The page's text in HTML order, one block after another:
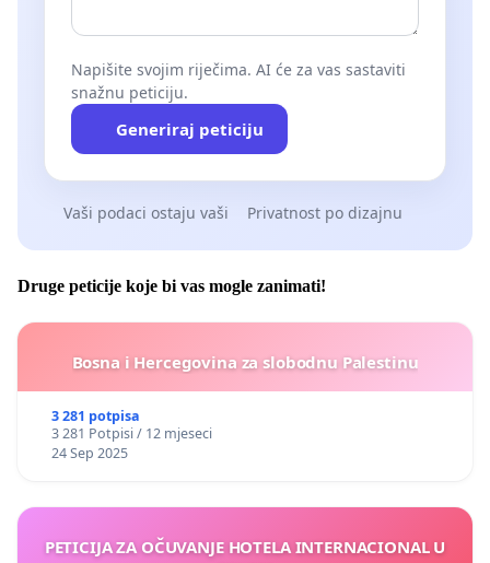
Napišite svojim riječima. AI će za vas sastaviti
snažnu peticiju.
Generiraj peticiju
Vaši podaci ostaju vaši Privatnost po dizajnu
Druge peticije koje bi vas mogle zanimati!
Bosna i Hercegovina za slobodnu Palestinu
3 281 potpisa
3 281 Potpisi / 12 mjeseci
24 Sep 2025
PETICIJA ZA OČUVANJE HOTELA INTERNACIONAL U